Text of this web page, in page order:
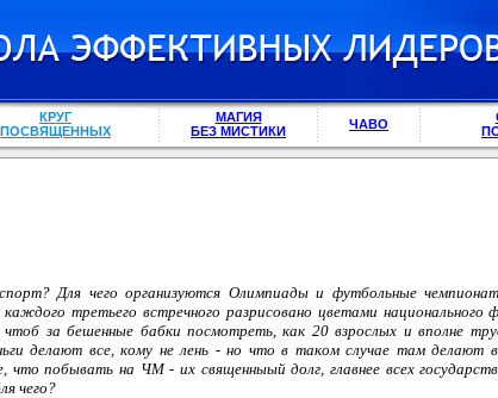
КРУГ
ПОСВЯЩЕННЫХ
МАГИЯ
БЕЗ МИСТИКИ
ЧАВО
Для чего организуются Олимпиады и футбольные
третьего встречного разрисовано цветами
за бешенные бабки посмотреть, как 20 взрослых и вполне
делают все, кому не лень - но что в таком случае там делают
что побывать на ЧМ - их священныый долг, главнее всех
чего?